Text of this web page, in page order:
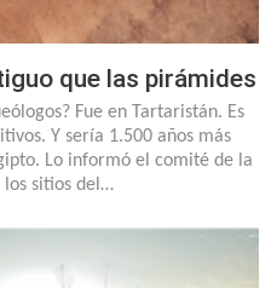
que las pirámides
Fue en Tartaristán. Es
Y sería 1.500 años más
Lo informó el comité de la
los sitios del…